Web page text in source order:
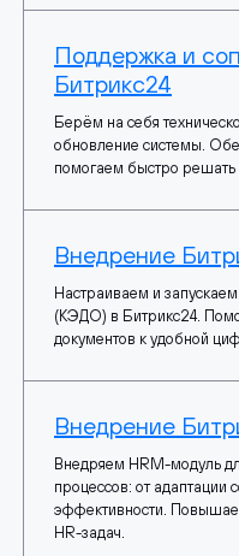
Поддержка и
Битрикс24
Берём на себя
обновление системы.
помогаем быстро
Внедрение
Настраиваем и
(КЭДО) в Битрикс24.
документов к удобной
Внедрение
Внедряем HRM-модуль
процессов: от адаптации
эффективности.
HR-задач.